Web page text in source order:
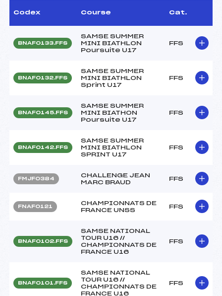
Codex Course Cat.
BNAF0133.FFS
SAMSE SUMMER
MINI BIATHLON
Poursuite U17
FFS
BNAF0132.FFS
SAMSE SUMMER
MINI BIATHLON
Sprint U17
FFS
BNAF0145.FFS
SAMSE SUMMER
MINI BIATHON
Poursuite U17
FFS
BNAF0142.FFS
SAMSE SUMMER
MINI BIATHLON
SPRINT U17
FFS
FMJF0384
CHALLENGE JEAN
MARC BRAUD
FFS
FNAF0121
CHAMPIONNATS DE
FRANCE UNSS
FFS
BNAF0102.FFS
SAMSE NATIONAL
TOUR U16 //
CHAMPIONNATS DE
FRANCE U16
FFS
BNAF0101.FFS
SAMSE NATIONAL
TOUR U16 //
CHAMPIONNATS DE
FRANCE U16
FFS